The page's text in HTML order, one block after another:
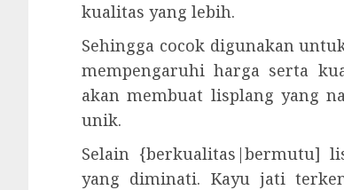
kualitas yang lebih.
Sehingga cocok digunakan
mempengaruhi harga serta
akan membuat lisplang yang
unik.
Selain {berkualitas|bermutu]
yang diminati. Kayu jati